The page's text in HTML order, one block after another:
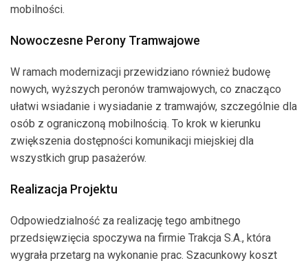
mobilności.
Nowoczesne Perony Tramwajowe
W ramach modernizacji przewidziano również budowę
nowych, wyższych peronów tramwajowych, co znacząco
ułatwi wsiadanie i wysiadanie z tramwajów, szczególnie dla
osób z ograniczoną mobilnością. To krok w kierunku
zwiększenia dostępności komunikacji miejskiej dla
wszystkich grup pasażerów.
Realizacja Projektu
Odpowiedzialność za realizację tego ambitnego
przedsięwzięcia spoczywa na firmie Trakcja S.A., która
wygrała przetarg na wykonanie prac. Szacunkowy koszt